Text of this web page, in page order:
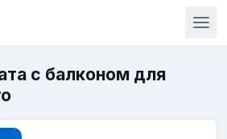
с балконом для